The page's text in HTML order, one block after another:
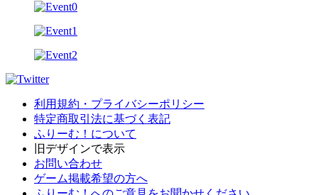
利用規約・プライバシーポリシー
特定商取引法に基づく表記
ふりーむ！について
旧デザインで表示
お問い合わせ
ゲーム掲載希望の方へ